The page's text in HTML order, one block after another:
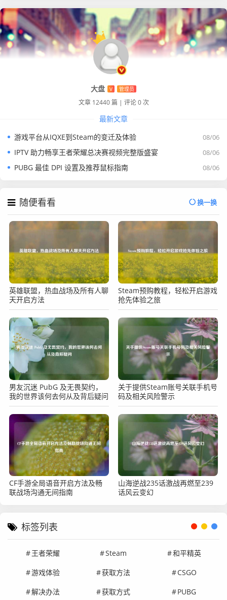
大盘 V 管理员
文章 12440 篇 | 评论 0 次
最新文章
08/06
游戏平台从IQXE到Steam的变迁及体验
08/06
IPTV 助力畅享王者荣耀总决赛视频完整版盛宴
08/06
PUBG 最佳 DPI 设置及推荐鼠标指南
随便看看 换一换
英雄联盟，热血战场及所有人聊
天开启方法
Steam预购教程，轻松开启游戏
抢先体验之旅
男友沉迷 PubG 及无畏契约，
我的世界该何去何从及背后疑问
关于提供Steam账号关联手机号
码及相关风险警示
CF手游全局语音开启方法及畅
联战场沟通无间指南
山海逆战235话激战再燃至239
话风云变幻
标签列表
王者荣耀 Steam
和平精英
游戏体验
获取方法
CSGO
解决办法
获取方式 PUBG